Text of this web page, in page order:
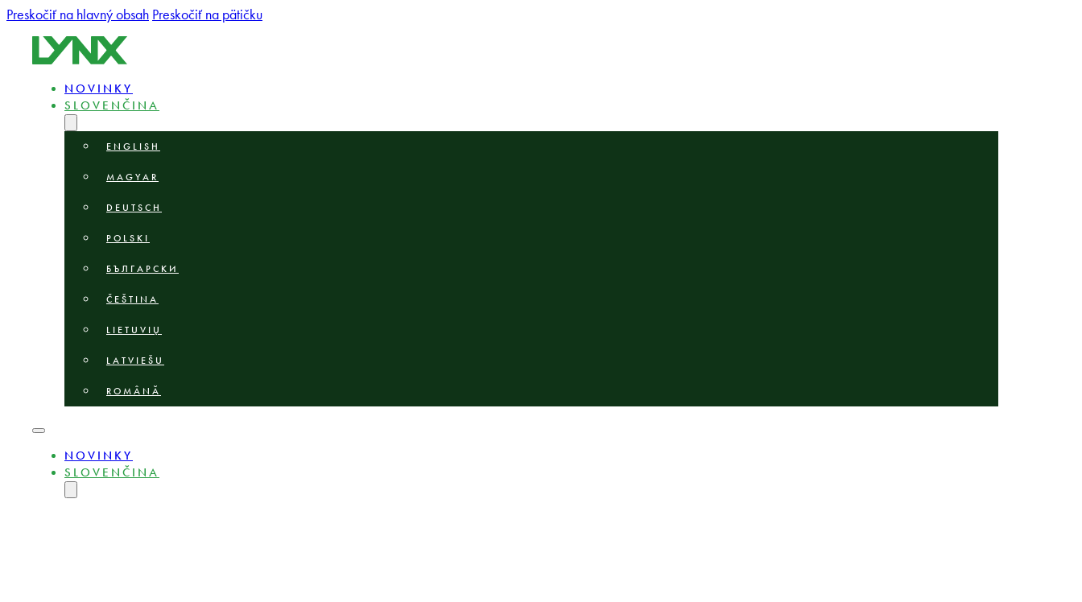
Preskočiť na hlavný obsah Preskočiť na pätičku
NOVINKY
SLOVENČINA
ENGLISH
MAGYAR
DEUTSCH
POLSKI
БЪЛГАРСКИ
ČEŠTINA
LIETUVIŲ
LATVIEŠU
ROMÂNĂ
NOVINKY
SLOVENČINA